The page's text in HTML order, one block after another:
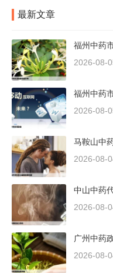
最新文章
福州中药
2026-08-
福州中药
2026-08-
马鞍山中
2026-08-
中山中药
2026-08-
广州中药
2026-08-